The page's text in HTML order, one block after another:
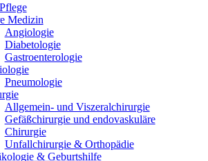
Medizin
Angiologie
Diabetologie
Gastroenterologie
Pneumologie
Allgemein- und Viszeralchirurgie
Gefäßchirurgie und endovaskuläre
Chirurgie
Unfallchirurgie & Orthopädie
& Geburtshilfe